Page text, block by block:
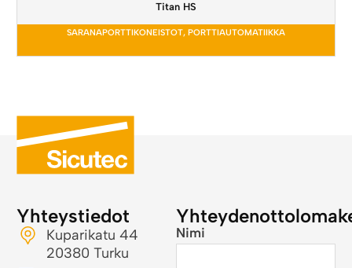
Titan HS
SARANAPORTTIKONEISTOT, PORTTIAUTOMATIIKKA
Yhteystiedot
Kuparikatu 44
20380 Turku
Nimi